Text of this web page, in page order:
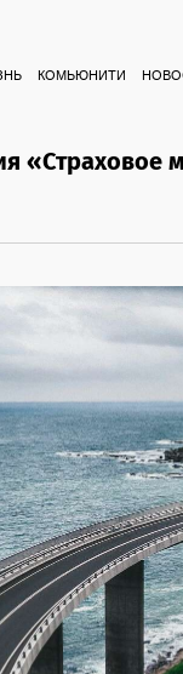
КОМЬЮНИТИ
«Страховое